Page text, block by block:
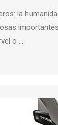
la
o …